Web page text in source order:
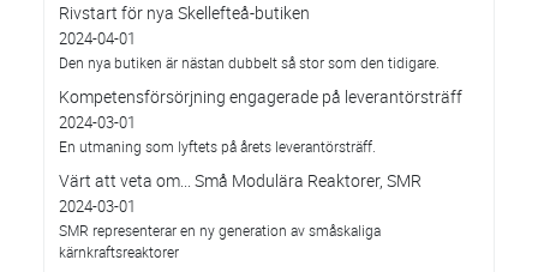
Rivstart för nya Skellefteå-butiken
2024-04-01
Den nya butiken är nästan dubbelt så stor som den tidigare.
Kompetensförsörjning engagerade på leverantörsträff
2024-03-01
En utmaning som lyftets på årets leverantörsträff.
Värt att veta om... Små Modulära Reaktorer, SMR
2024-03-01
SMR representerar en ny generation av småskaliga
kärnkraftsreaktorer